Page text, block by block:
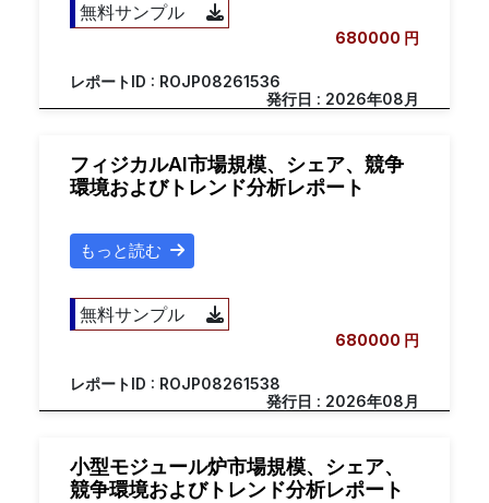
無料サンプル
680000 円
レポートID : ROJP08261536
発行日 : 2026年08月
フィジカルAI市場規模、シェア、競争
環境およびトレンド分析レポート
もっと読む
無料サンプル
680000 円
レポートID : ROJP08261538
発行日 : 2026年08月
小型モジュール炉市場規模、シェア、
競争環境およびトレンド分析レポート